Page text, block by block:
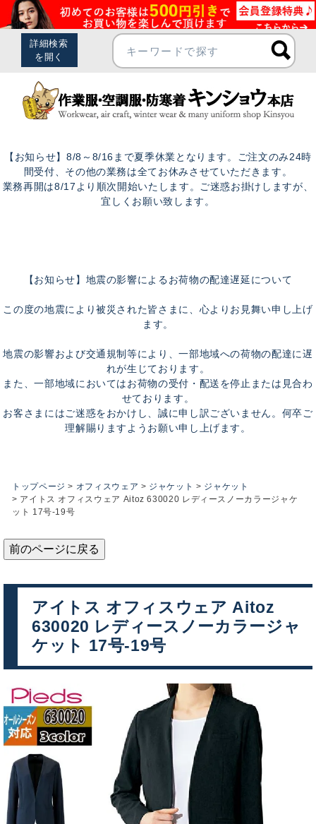
【お知らせ】8/8～8/16まで夏季休業となります。ご注文のみ24時
間受付、その他の業務は全てお休みさせていただきます。
業務再開は8/17より順次開始いたします。ご迷惑お掛けしますが、
宜しくお願い致します。
【お知らせ】地震の影響によるお荷物の配達遅延について
この度の地震により被災された皆さまに、心よりお見舞い申し上げ
ます。
地震の影響および交通規制等により、一部地域への荷物の配達に遅
れが生じております。
また、一部地域においてはお荷物の受付・配送を停止または見合わ
せております。
お客さまにはご迷惑をおかけし、誠に申し訳ございません。何卒ご
理解賜りますようお願い申し上げます。
トップページ オフィスウェア ジャケット
ジャケット
アイトス オフィスウェア Aitoz 630020 レディースノーカラージャケ
ット 17号-19号
前のページに戻る
アイトス オフィスウェア Aitoz
630020 レディースノーカラージャ
ケット 17号-19号